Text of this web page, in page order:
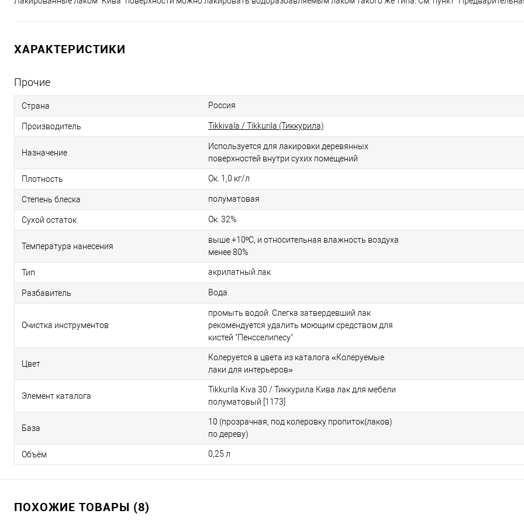
ХАРАКТЕРИСТИКИ
Прочие
Страна Россия
Производитель Tikkivala / Tikkurila (Тиккурила)
Назначение
Используется для лакировки деревянных
поверхностей внутри сухих помещений
Плотность Ок. 1,0 кг/л
Степень блеска полуматовая
Сухой остаток Ок. 32%
Температура нанесения
выше +10ºС, и относительная влажность воздуха
менее 80%
Тип акрилатный лак
Разбавитель Вода
Очистка инструментов
промыть водой. Слегка затвердевший лак
рекомендуется удалить моющим средством для
кистей "Пенсселипесу"
Цвет
Колеруется в цвета из каталога «Колеруемые
лаки для интерьеров»
Элемент каталога
Tikkurila Kiva 30 / Тиккурила Кива лак для мебели
полуматовый [1173]
База
10 (прозрачная, под колеровку пропиток(лаков)
по дереву)
Объём 0,25 л
ПОХОЖИЕ ТОВАРЫ (8)